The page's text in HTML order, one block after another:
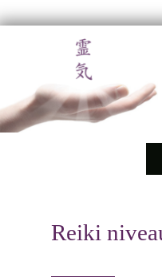
Reiki